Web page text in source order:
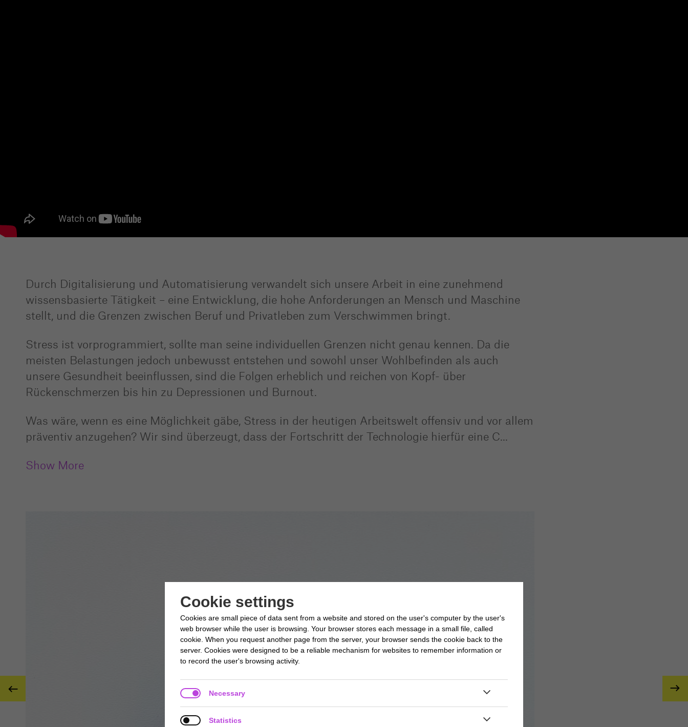
Durch Digitalisierung und Automatisierung verwandelt sich unsere Arbeit in eine zunehmend
wissensbasierte Tätigkeit – eine Entwicklung, die hohe Anforderungen an Mensch und Maschine
stellt, und die Grenzen zwischen Beruf und Privatleben zum Verschwimmen bringt.
Stress ist vorprogrammiert, sollte man seine individuellen Grenzen nicht genau kennen. Da die
meisten Belastungen jedoch unbewusst entstehen und sowohl unser Wohlbefinden als auch
unsere Gesundheit beeinflussen, sind die Folgen erheblich und reichen von Kopf- über
Rückenschmerzen bis hin zu Depressionen und Burnout.
Was wäre, wenn es eine Möglichkeit gäbe, Stress in der heutigen Arbeitswelt offensiv und vor allem
präventiv anzugehen? Wir sind überzeugt, dass der Fortschritt der Technologie hierfür eine C
Show More
 
Cookie settings
Cookies are small piece of data sent from a website and stored on the user's computer by the user's
web browser while the user is browsing. Your browser stores each message in a small file, called
cookie. When you request another page from the server, your browser sends the cookie back to the
server. Cookies were designed to be a reliable mechanism for websites to remember information or
to record the user's browsing activity.
Necessary
Statistics